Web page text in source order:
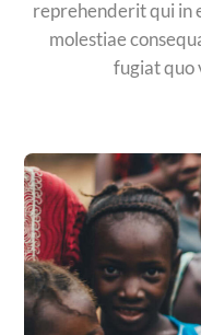
reprehenderit qui in
molestiae
fugiat quo